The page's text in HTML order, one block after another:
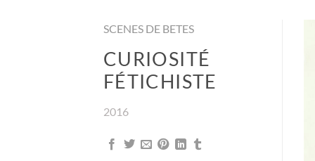
SCENES DE BETES
CURIOSITÉ
FÉTICHISTE
2016